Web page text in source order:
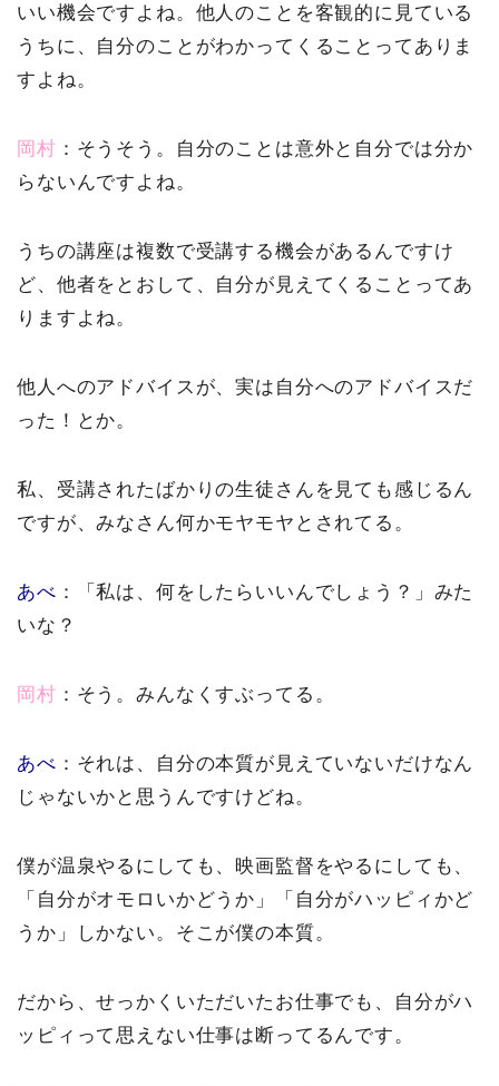
いい機会ですよね。他人のことを客観的に見ている
うちに、自分のことがわかってくることってありま
すよね。
岡村 ：そうそう。自分のことは意外と自分では分か
らないんですよね。
うちの講座は複数で受講する機会があるんですけ
ど、他者をとおして、自分が見えてくることってあ
りますよね。
他人へのアドバイスが、実は自分へのアドバイスだ
った！とか。
私、受講されたばかりの生徒さんを見ても感じるん
ですが、みなさん何かモヤモヤとされてる。
あべ ：「私は、何をしたらいいんでしょう？」みた
いな？
岡村 ：そう。みんなくすぶってる。
あべ ：それは、自分の本質が見えていないだけなん
じゃないかと思うんですけどね。
僕が温泉やるにしても、映画監督をやるにしても、
「自分がオモロいかどうか」「自分がハッピィかど
うか」しかない。そこが僕の本質。
だから、せっかくいただいたお仕事でも、自分がハ
ッピィって思えない仕事は断ってるんです。